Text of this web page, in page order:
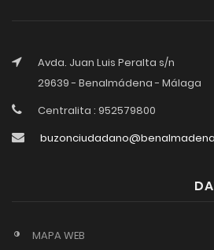
Avda. Juan Luis Peralta s/n
29639 - Benalmádena - Málaga
Centralita : 952579800
MAPA WEB